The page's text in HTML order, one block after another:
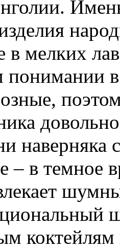
в мелких
понимании
наверняка
– в темное